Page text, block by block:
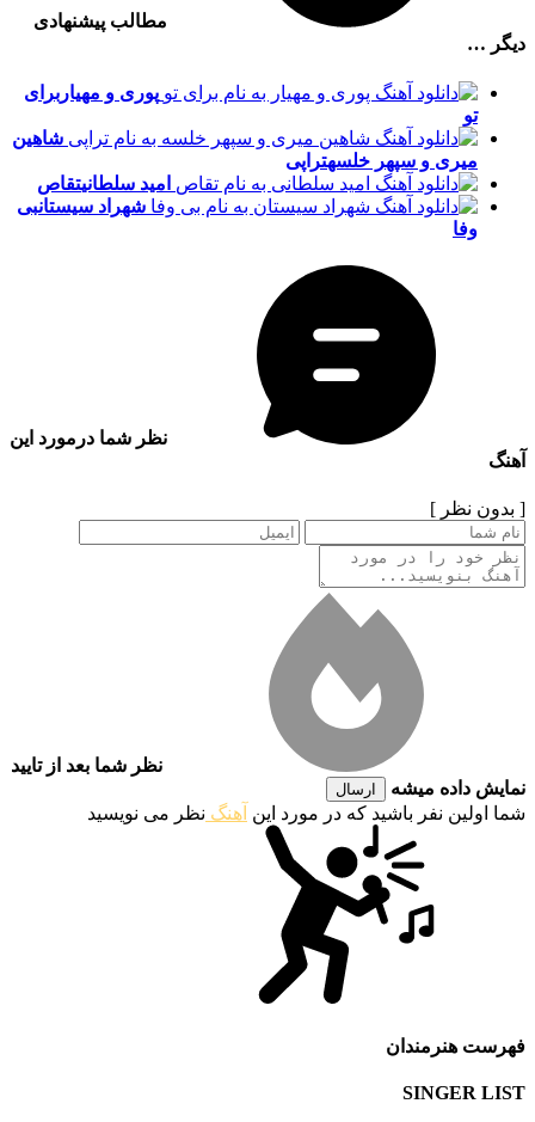
مطالب پیشنهادی
دیگر …
پوری و مهیار برای
تو
شاهین
میری و سپهر خلسهتراپی
امید سلطانیتقاص
شهراد سیستانبی
وفا
نظر شما درمورد این
آهنگ
[ بدون نظر ]
نظر شما بعد از تایید
نمایش داده میشه
ارسال
شما اولین نفر باشید که در مورد این آهنگ نظر می نویسید
فهرست هنرمندان
SINGER LIST